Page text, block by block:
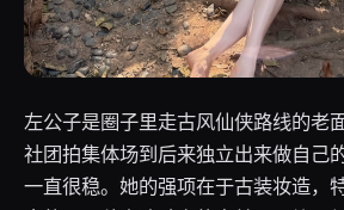
左公子是圈子里走古风仙侠路线的老
社团拍集体场到后来独立出来做自己
一直很稳。她的强项在于古装妆造，